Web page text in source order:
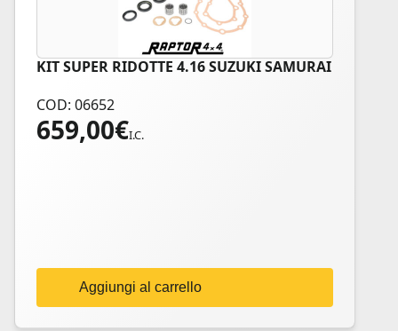
KIT SUPER RIDOTTE 4.16 SUZUKI SAMURAI
COD: 06652
659,00€I.C.
Aggiungi al carrello